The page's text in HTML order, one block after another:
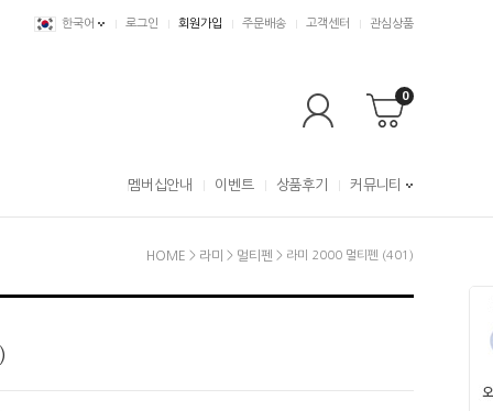
한국어 로그인 회원가입 주문배송 고객센터 관심상품
0
멤버십안내 이벤트 상품후기 커뮤니티
HOME > 라미 > 멀티펜 > 라미 2000 멀티펜 (401)